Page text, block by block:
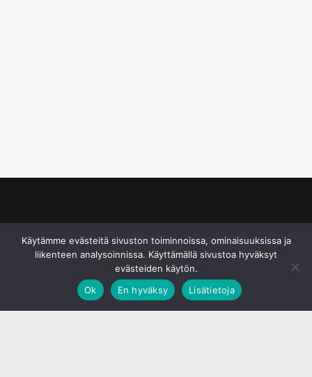
Käytämme evästeitä sivuston toiminnoissa, ominaisuuksissa ja
liikenteen analysoinnissa. Käyttämällä sivustoa hyväksyt
evästeiden käytön.
Ok
En hyväksy Lisätietoja